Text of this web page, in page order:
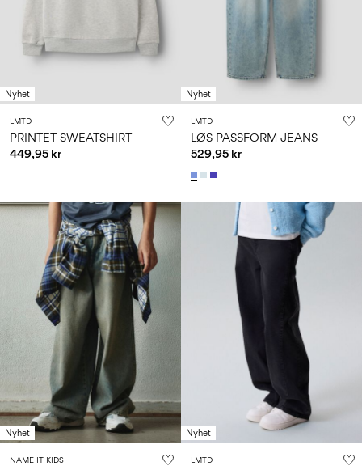
Nyhet
LMTD
PRINTET SWEATSHIRT
449,95 kr
Nyhet
LMTD
LØS PASSFORM JEANS
529,95 kr
Nyhet
NAME IT KIDS
Nyhet
LMTD